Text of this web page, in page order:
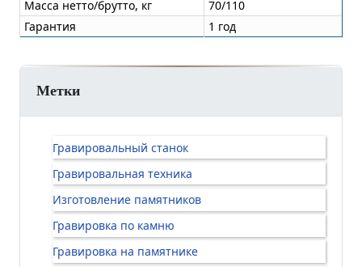
Масса нетто/брутто, кг
70/110
Гарантия
1 год
Метки
Гравировальный станок
Гравировальная техника
Изготовление памятников
Гравировка по камню
Гравировка на памятнике